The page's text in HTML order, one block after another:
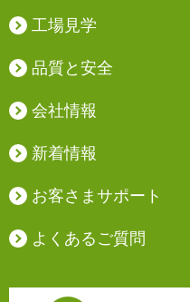
工場見学
品質と安全
会社情報
新着情報
お客さまサポート
よくあるご質問